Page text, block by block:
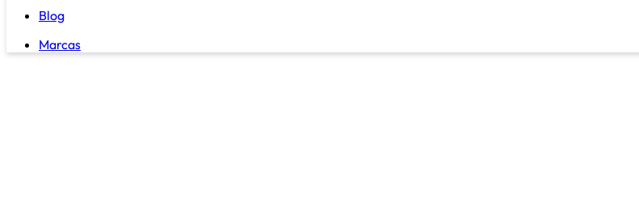
Blog
Marcas